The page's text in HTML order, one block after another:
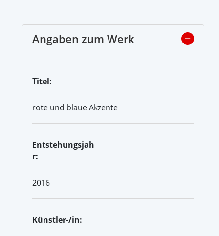
Angaben zum Werk
Titel:
rote und blaue Akzente
Entstehungsjah
r:
2016
Künstler-/in: